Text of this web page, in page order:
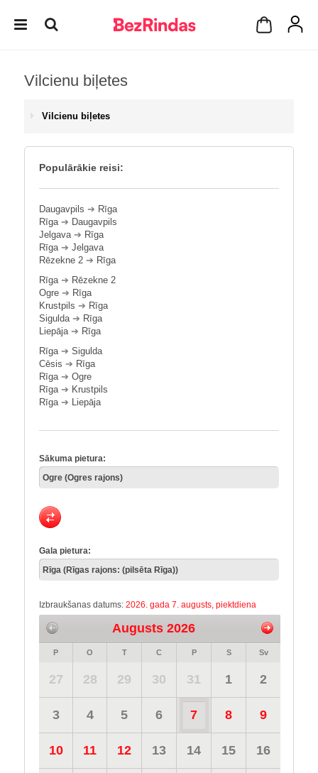
Vilcienu biļetes
Vilcienu biļetes
Populārākie reisi:
Daugavpils ➔ Rīga
Rīga➔ Daugavpils
Jelgava➔ Rīga
Rīga➔ Jelgava
Rēzekne 2 ➔ Rīga
Rīga➔ Rēzekne 2
Ogre ➔ Rīga
Krustpils ➔ Rīga
Sigulda➔ Rīga
Liepāja➔ Rīga
Rīga➔ Sigulda
Cēsis ➔ Rīga
Rīga➔ Ogre
Rīga➔ Krustpils
Rīga➔ Liepāja
Sākuma pietura:
Gala pietura:
Izbraukšanas datums: 2026. gada 7. augusts, piektdiena
Augusts 2026
P O T C P S Sv
27 28 29 30 31 1 2
3 4 5 6 7 8 9
10 11 12 13 14 15 16